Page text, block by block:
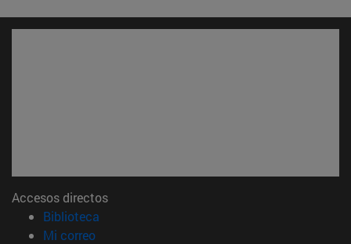
Accesos directos
Biblioteca
Mi correo(abre en nueva ventana)